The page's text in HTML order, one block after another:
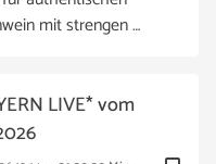
mit strengen …
LIVE* vom